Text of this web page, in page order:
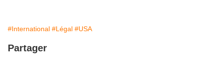
#International #Légal #USA
Partager